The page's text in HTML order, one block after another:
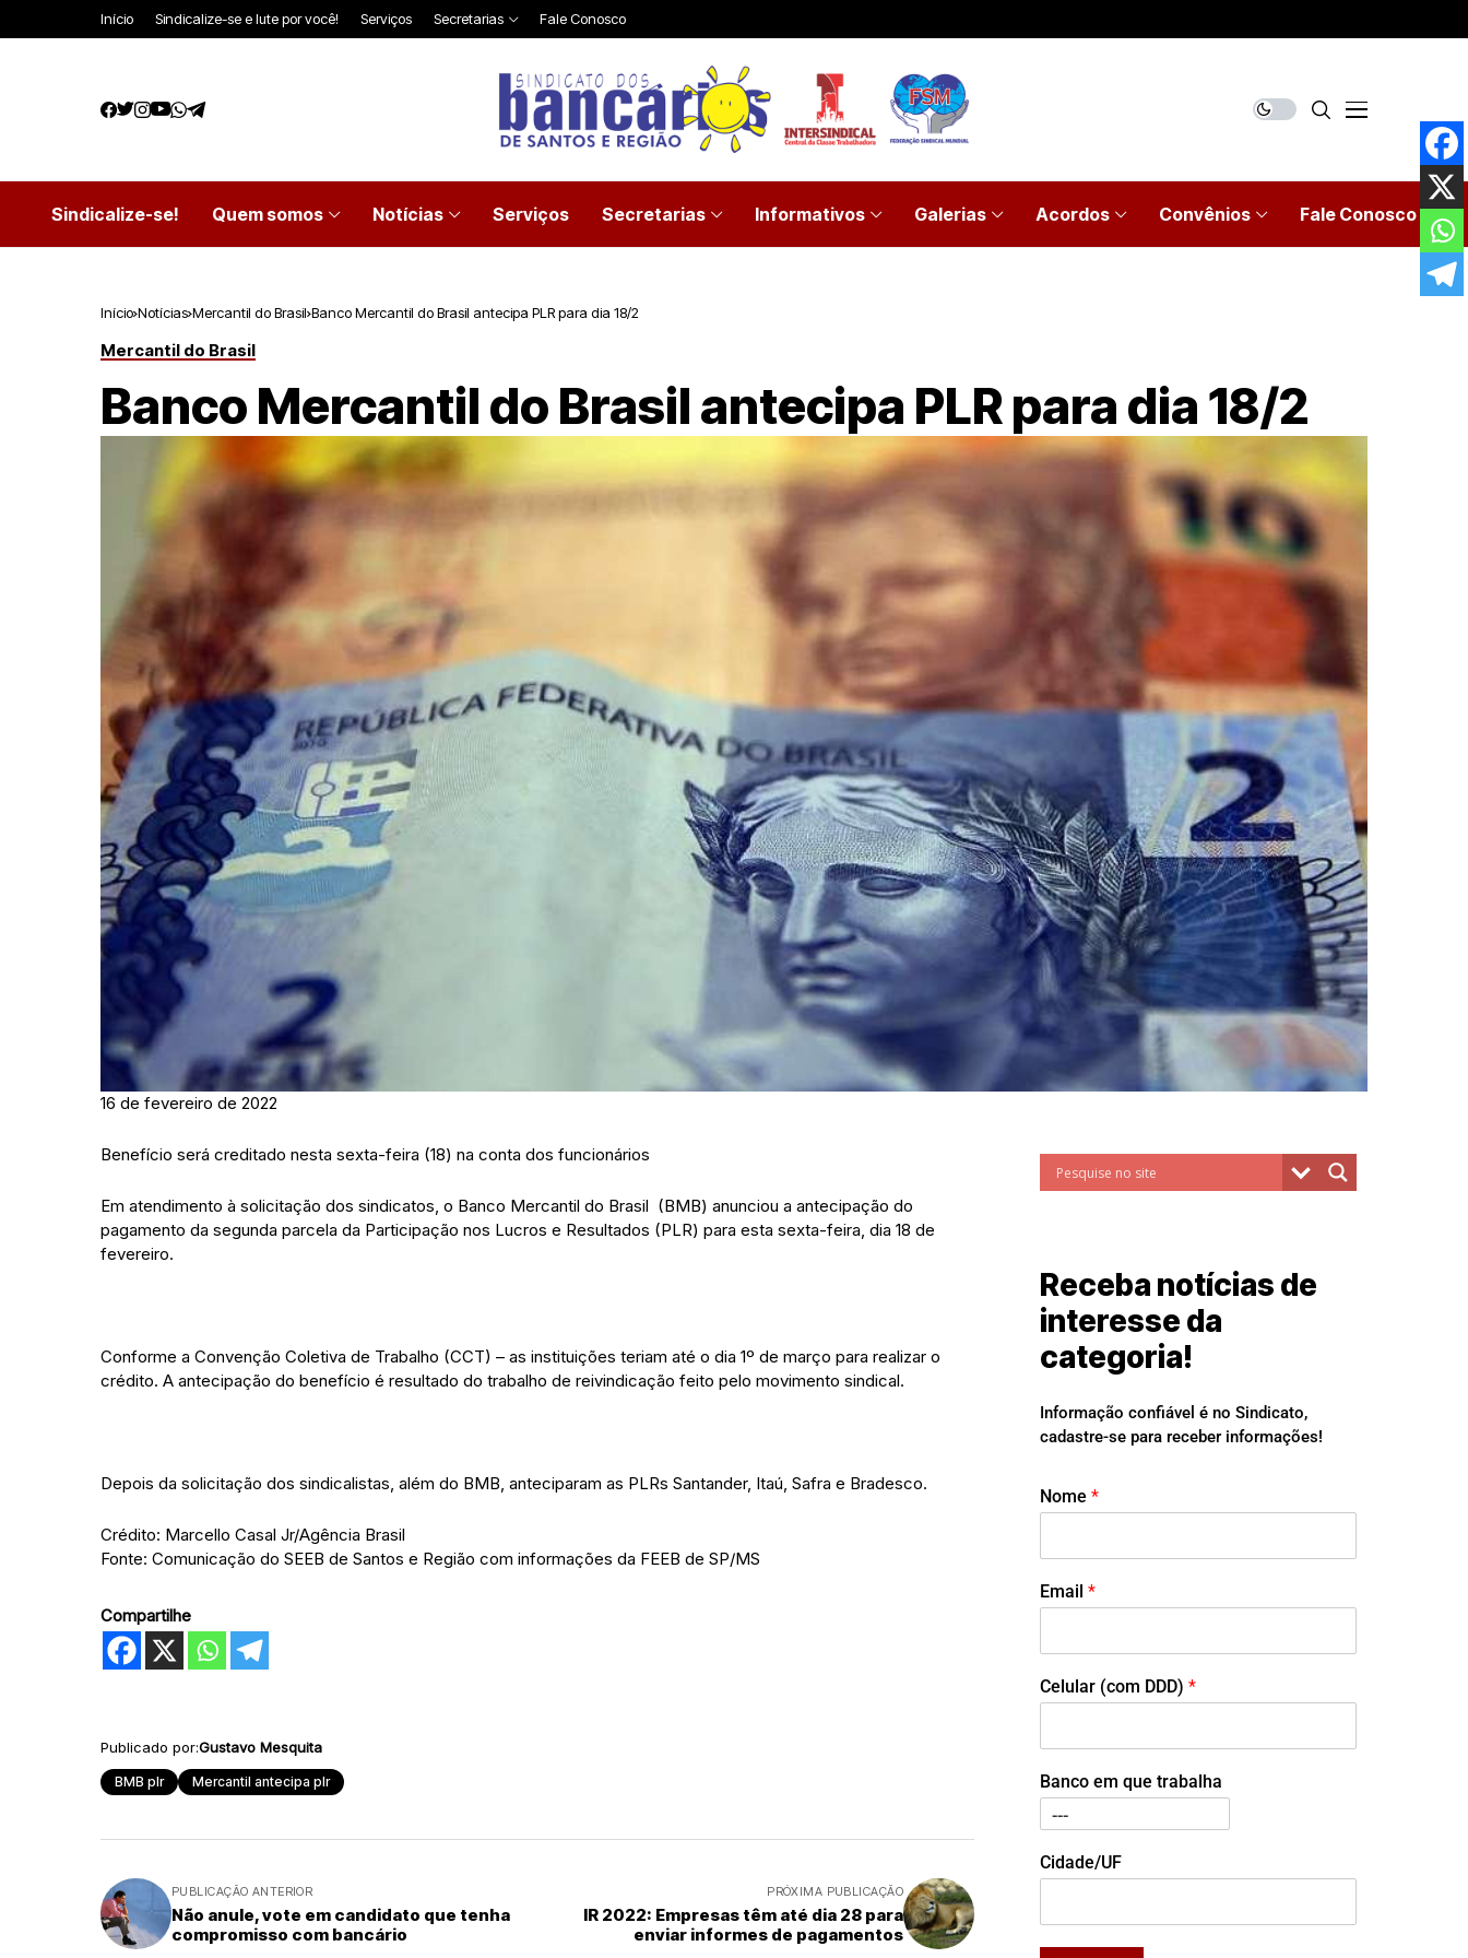
Início Sindicalize-se e lute por você! Serviços Secretarias Fale Conosco
Sindicalize-se! Quem somos Notícias Serviços Secretarias Informativos Galerias Acordos Convênios Fale Conosco
Início Notícias Mercantil do Brasil Banco Mercantil do Brasil antecipa PLR para dia 18/2
Mercantil do Brasil
Banco Mercantil do Brasil antecipa PLR para dia 18/2
16 de fevereiro de 2022
Benefício será creditado nesta sexta-feira (18) na conta dos funcionários
Em atendimento à solicitação dos sindicatos, o Banco Mercantil do Brasil (BMB) anunciou a antecipação do
pagamento da segunda parcela da Participação nos Lucros e Resultados (PLR) para esta sexta-feira, dia 18 de
fevereiro.
Conforme a Convenção Coletiva de Trabalho (CCT) – as instituições teriam até o dia 1º de março para realizar o
crédito. A antecipação do benefício é resultado do trabalho de reivindicação feito pelo movimento sindical.
Depois da solicitação dos sindicalistas, além do BMB, anteciparam as PLRs Santander, Itaú, Safra e Bradesco.
Crédito: Marcello Casal Jr/Agência Brasil
Fonte: Comunicação do SEEB de Santos e Região com informações da FEEB de SP/MS
Compartilhe
Publicado por:Gustavo Mesquita
BMB plr Mercantil antecipa plr
PUBLICAÇÃO ANTERIOR
Não anule, vote em candidato que tenha
compromisso com bancário
PRÓXIMA PUBLICAÇÃO
IR 2022: Empresas têm até dia 28 para
enviar informes de pagamentos
Receba notícias de
interesse da
categoria!
Informação confiável é no Sindicato,
cadastre-se para receber informações!
Nome *
Email *
Celular (com DDD) *
Banco em que trabalha
Cidade/UF